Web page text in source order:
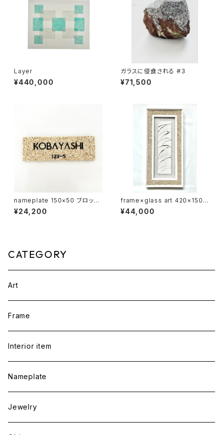
Layer
¥440,000
ガラスに侵食される #3
¥71,500
nameplate 150×50 ブロック
体 サンゴ砂
¥24,200
frame×glass art 420×150
①
¥44,000
CATEGORY
Art
Frame
Interior item
Nameplate
Jewelry